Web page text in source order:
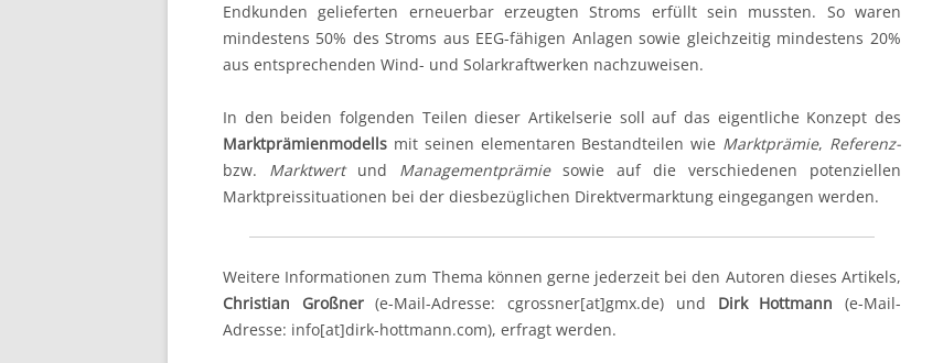
Endkunden gelieferten erneuerbar erzeugten Stroms erfüllt sein mussten. So waren
mindestens 50% des Stroms aus EEG-fähigen Anlagen sowie gleichzeitig mindestens 20%
aus entsprechenden Wind- und Solarkraftwerken nachzuweisen.
In den beiden folgenden Teilen dieser Artikelserie soll auf das eigentliche Konzept des
Marktprämienmodells mit seinen elementaren Bestandteilen wie Marktprämie, Referenz-
bzw. Marktwert und Managementprämiesowie auf die verschiedenen potenziellen
Marktpreissituationen bei der diesbezüglichen Direktvermarktung eingegangen werden.
Weitere Informationen zum Thema können gerne jederzeit bei den Autoren dieses Artikels,
Christian Großner(e-Mail-Adresse: cgrossner[at]gmx.de) und Dirk Hottmann (e-Mail-
Adresse: info[at]dirk-hottmann.com), erfragt werden.